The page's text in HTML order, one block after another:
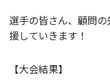
選手の皆さん、顧問
援していきます！
【大会結果】